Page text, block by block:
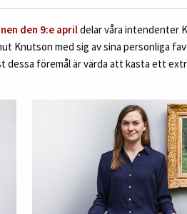
den 9:e aprildelar våra intendenter
Knutson med sig av sina personliga
dessa föremål är värda att kasta ett